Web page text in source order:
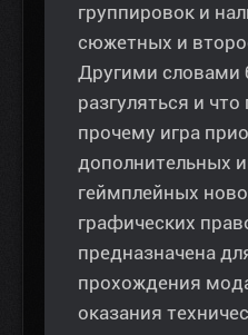
группировок и
сюжетных и
Другими словами
разгуляться и
прочему игра
дополнительных
геймплейных
графических
предназначена
прохождения
оказания